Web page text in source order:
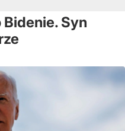
Syn